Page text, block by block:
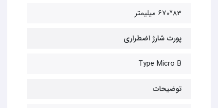
83*670 میلیمتر
پورت شارژ اضطراری
Type Micro B
توضیحات